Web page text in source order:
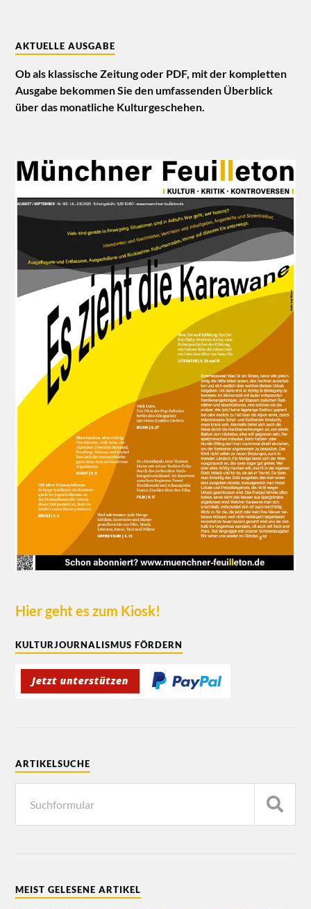
AKTUELLE AUSGABE
Ob als klassische Zeitung oder PDF, mit der kompletten
Ausgabe bekommen Sie den umfassenden Überblick
über das monatliche Kulturgeschehen.
Hier geht es zum Kiosk!
KULTURJOURNALISMUS FÖRDERN
ARTIKELSUCHE
MEIST GELESENE ARTIKEL